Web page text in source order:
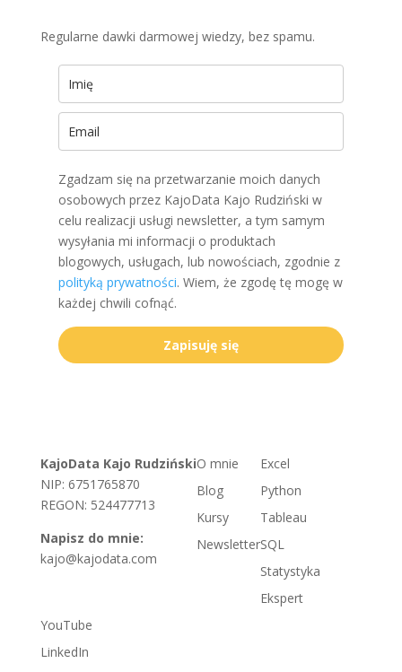
Regularne dawki darmowej wiedzy, bez spamu.
Zgadzam się na przetwarzanie moich danych
osobowych przez KajoData Kajo Rudziński w
celu realizacji usługi newsletter, a tym samym
wysyłania mi informacji o produktach
blogowych, usługach, lub nowościach, zgodnie z
polityką prywatności. Wiem, że zgodę tę mogę w
każdej chwili cofnąć.
Zapisuję się
KajoData Kajo Rudziński
NIP: 6751765870
REGON: 524477713
Napisz do mnie:
kajo@kajodata.com
O mnie
Blog
Kursy
Newsletter
Excel
Python
Tableau
SQL
Statystyka
Ekspert
YouTube
LinkedIn